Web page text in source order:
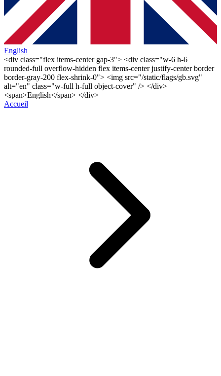
English
<div class="flex items-center gap-3"> <div class="w-6 h-6
rounded-full overflow-hidden flex items-center justify-center border
border-gray-200 flex-shrink-0"> <img src="/static/flags/gb.svg"
alt="en" class="w-full h-full object-cover" /> </div>
<span>English</span> </div>
Accueil